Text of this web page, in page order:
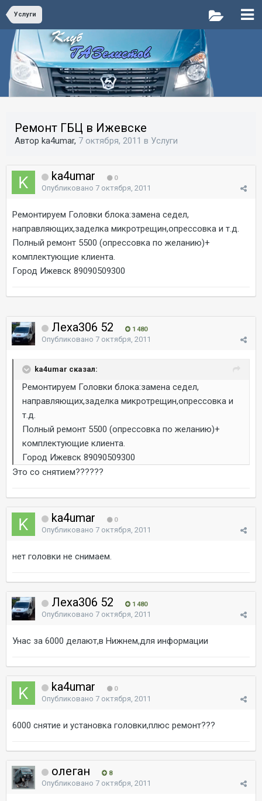
Услуги
Ремонт ГБЦ в Ижевске
Автор ka4umar, 7 октября, 2011 в Услуги
ka4umar 0
Опубликовано 7 октября, 2011
Ремонтируем Головки блока:замена седел,
направляющих,заделка микротрещин,опрессовка и т.д.
Полный ремонт 5500 (опрессовка по желанию)+
комплектующие клиента.
Город Ижевск 89090509300
Леха306 52 1 480
Опубликовано 7 октября, 2011
ka4umar сказал:
Ремонтируем Головки блока:замена седел,
направляющих,заделка микротрещин,опрессовка и
т.д.
Полный ремонт 5500 (опрессовка по желанию)+
комплектующие клиента.
Город Ижевск 89090509300
Это со снятием??????
ka4umar 0
Опубликовано 7 октября, 2011
нет головки не снимаем.
Леха306 52 1 480
Опубликовано 7 октября, 2011
Унас за 6000 делают,в Нижнем,для информации
ka4umar 0
Опубликовано 7 октября, 2011
6000 снятие и установка головки,плюс ремонт???
олеган 8
Опубликовано 7 октября, 2011